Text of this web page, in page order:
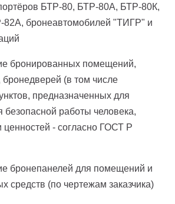
БТР-80, БТР-80А, БТР-80К,
82А, бронеавтомобилей "ТИГР" и
бронированных помещений,
бронедверей (в том числе
предназначенных для
безопасной работы человека,
ценностей - согласно ГОСТ Р
бронепанелей для помещений и
средств (по чертежам заказчика)